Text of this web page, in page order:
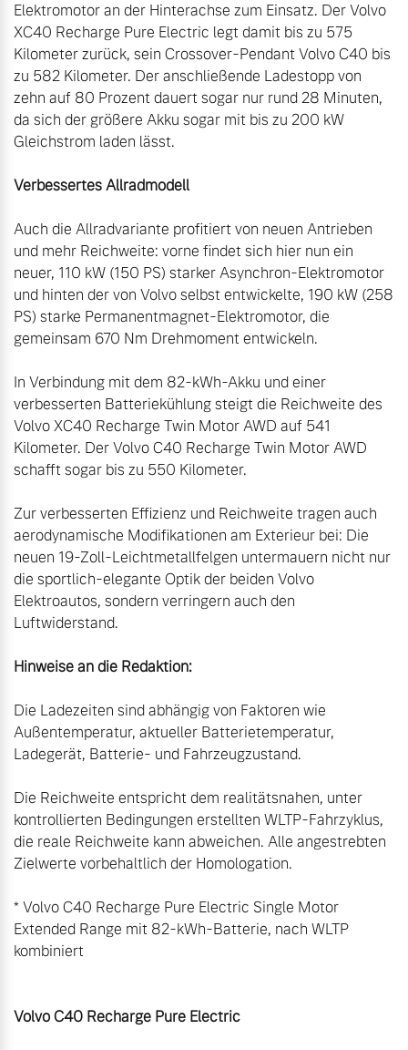
Elektromotor an der Hinterachse zum Einsatz. Der Volvo
XC40 Recharge Pure Electric legt damit bis zu 575
Kilometer zurück, sein Crossover-Pendant Volvo C40 bis
zu 582 Kilometer. Der anschließende Ladestopp von
zehn auf 80 Prozent dauert sogar nur rund 28 Minuten,
da sich der größere Akku sogar mit bis zu 200 kW
Gleichstrom laden lässt.
Verbessertes Allradmodell
Auch die Allradvariante profitiert von neuen Antrieben
und mehr Reichweite: vorne findet sich hier nun ein
neuer, 110 kW (150 PS) starker Asynchron-Elektromotor
und hinten der von Volvo selbst entwickelte, 190 kW (258
PS) starke Permanentmagnet-Elektromotor, die
gemeinsam 670 Nm Drehmoment entwickeln.
In Verbindung mit dem 82-kWh-Akku und einer
verbesserten Batteriekühlung steigt die Reichweite des
Volvo XC40 Recharge Twin Motor AWD auf 541
Kilometer. Der Volvo C40 Recharge Twin Motor AWD
schafft sogar bis zu 550 Kilometer.
Zur verbesserten Effizienz und Reichweite tragen auch
aerodynamische Modifikationen am Exterieur bei: Die
neuen 19-Zoll-Leichtmetallfelgen untermauern nicht nur
die sportlich-elegante Optik der beiden Volvo
Elektroautos, sondern verringern auch den
Luftwiderstand.
Hinweise an die Redaktion:
Die Ladezeiten sind abhängig von Faktoren wie
Außentemperatur, aktueller Batterietemperatur,
Ladegerät, Batterie- und Fahrzeugzustand.
Die Reichweite entspricht dem realitätsnahen, unter
kontrollierten Bedingungen erstellten WLTP-Fahrzyklus,
die reale Reichweite kann abweichen. Alle angestrebten
Zielwerte vorbehaltlich der Homologation.
* Volvo C40 Recharge Pure Electric Single Motor
Extended Range mit 82-kWh-Batterie, nach WLTP
kombiniert
Volvo C40 Recharge Pure Electric